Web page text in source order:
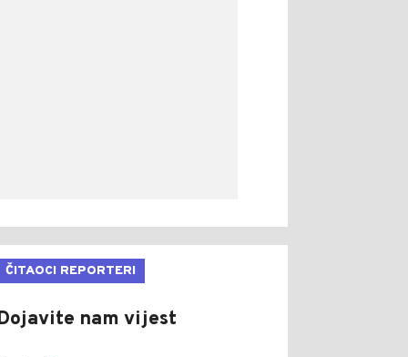
ČITAOCI REPORTERI
nam vijest